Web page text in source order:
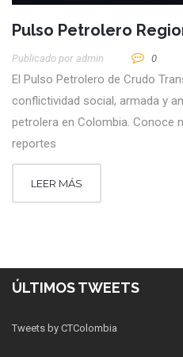
Pulso Petrolero
Publicado por Admin 0
El Pulso Petrolero de Crudo
conflictividad social, armada y
petrolera en Colombia. Conoce
reportes
LEER MÁS
ÚLTIMOS TWEETS
Tweets by CTColombia